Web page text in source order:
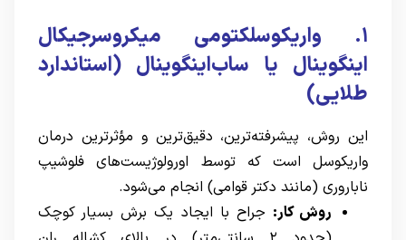
۱.
واریکوسلکتومی میکروسرجیکال
اینگوینال یا ساب‌اینگوینال (استاندارد
طلایی)
این روش، پیشرفته‌ترین، دقیق‌ترین و مؤثرترین درمان
واریکوسل است که توسط اورولوژیست‌های فلوشیپ
ناباروری (مانند دکتر قوامی) انجام می‌شود.
روش کار: جراح با ایجاد یک برش بسیار کوچک